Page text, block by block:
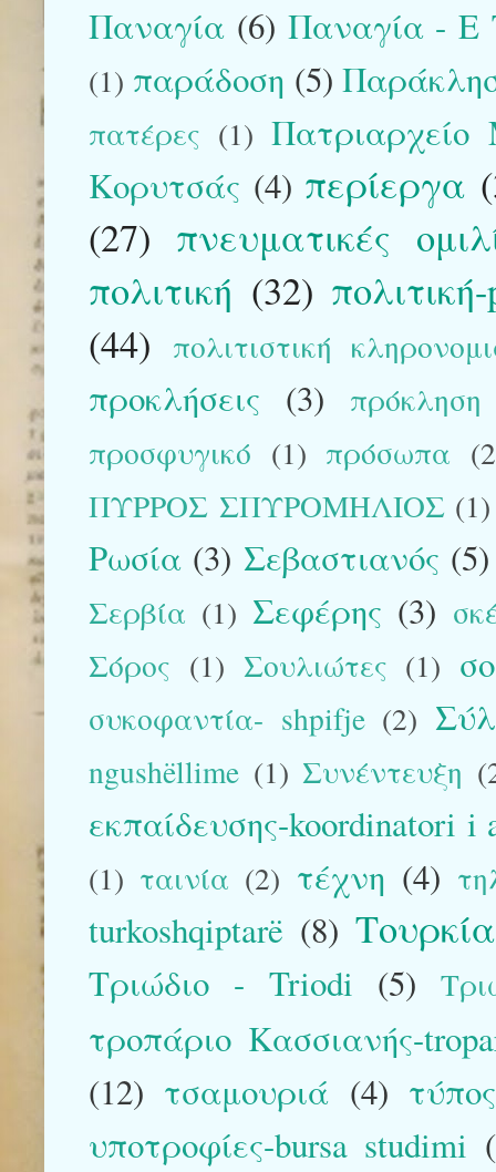
Παναγία (6) Παναγία - E
(1) παράδοση (5)
πατέρες (1) Πατριαρχείο
Κορυτσάς (4) περίεργα
(27) πνευματικές
πολιτική (32)
(44) πολιτιστική
προκλήσεις (3)
πρόκληση
προσφυγικό (1) πρόσωπα
ΠΥΡΡΟΣ ΣΠΥΡΟΜΗΛΙΟΣ (1)
Ρωσία (3) Σεβαστιανός (5)
Σερβία (1) Σεφέρης (3)
Σόρος (1) Σουλιώτες (1)
συκοφαντία- shpifje (2)
ngushëllime (1) Συνέντευξη
εκπαίδευσης-koordinatori i
(1) ταινία (2) τέχνη (4)
turkoshqiptarë (8) Τουρκία
Τριώδιο - Triodi (5)
τροπάριο Κασσιανής-
(12) τσαμουριά (4) τύπος
υποτροφίες-bursa studimi